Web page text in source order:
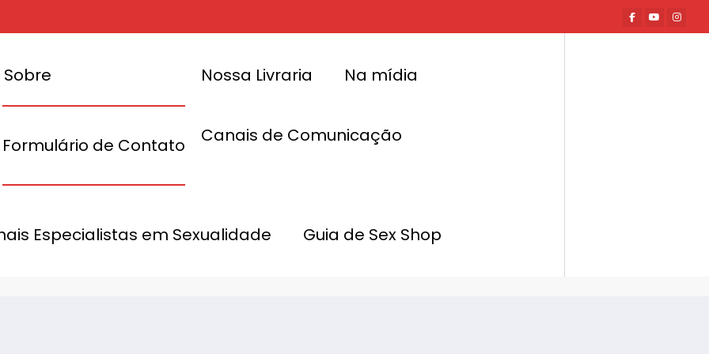
Sobre
Formulário de Contato
Nossa Livraria Na mídia
Canais de Comunicação
Especialistas em Sexualidade Guia de Sex Shop
de
da